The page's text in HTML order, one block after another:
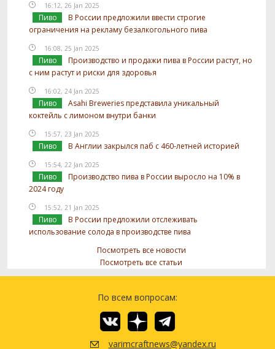
16:12, 26 Jan 2025
Пиво
В России предложили ввести строгие
ограничения на рекламу безалкогольного пива
16:08, 25 Jan 2025
Пиво
Производство и продажи пива в России растут, но
с ним растут и риски для здоровья
16:02, 24 Jan 2025
Пиво
Asahi Breweries представила уникальный
коктейль с лимоном внутри банки
15:57, 23 Jan 2025
Пиво В Англии закрылся паб с 460-летней историей
15:54, 22 Jan 2025
Пиво
Производство пива в России выросло на 10% в
2024 году
15:52, 21 Jan 2025
Пиво
В России предложили отслеживать
использование солода в производстве пива
Посмотреть все новости
Посмотреть все статьи
По всем вопросам:
varimcraftnews@yandex.ru